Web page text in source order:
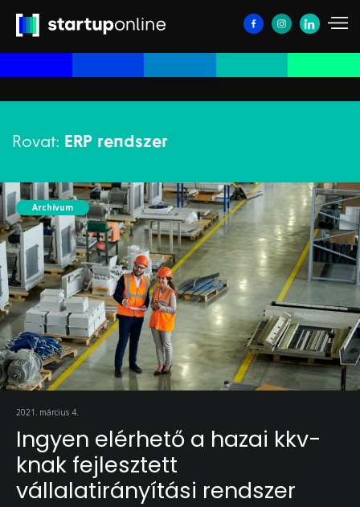
Rovat: ERP rendszer
Archívum
2021. március 4.
Ingyen elérhető a hazai kkv-
knak fejlesztett
vállalatirányítási rendszer